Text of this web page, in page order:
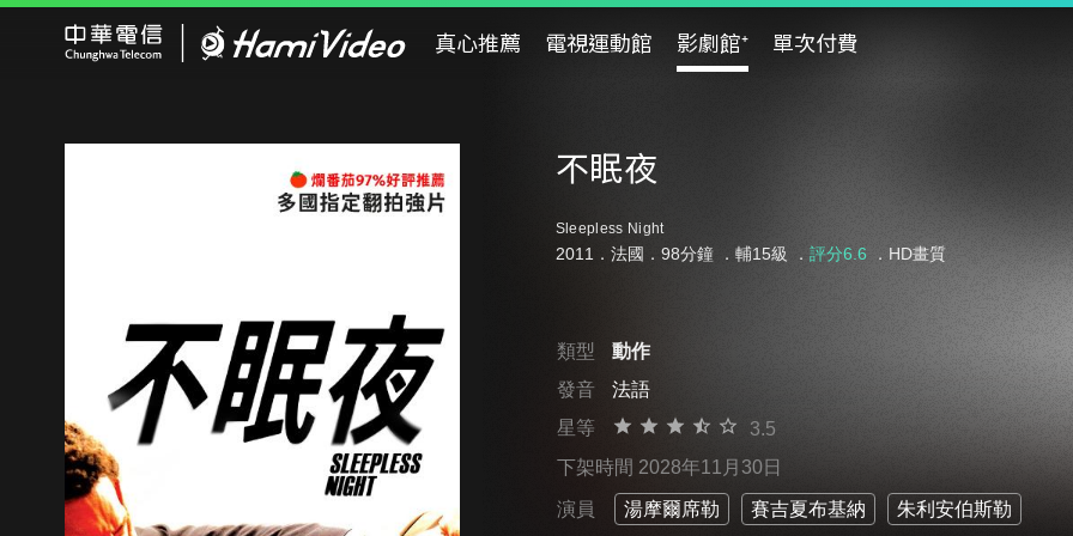
真心推薦 電視運動館 影劇館⁺ 單次付費
不眠夜
Sleepless Night
2011．法國．98分鐘 ． 輔15級 ． 評分6.6 ．HD畫質
類型
動作
發音
法語
星等
3.5
下架時間 2028年11月30日
演員 湯摩爾席勒 賽吉夏布基納 朱利安伯斯勒